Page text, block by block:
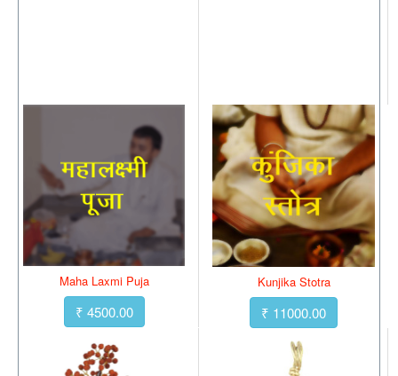
Maha Laxmi Puja
₹ 4500.00
Kunjika Stotra
₹ 11000.00